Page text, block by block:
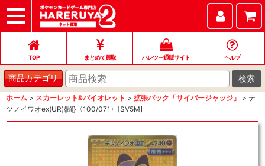
TOP
まとめて買取
ハレツー通販サイト
ヘルプ
お問い合わせ
TOP まとめて買取 ハレツー通販サイト ヘルプ
商品カテゴリ 検索
ホーム > スカーレット&バイオレット > 拡張パック「サイバージャッジ」 > テ
ツノイワオex(UR){闘}〈100/071〉[SV5M]